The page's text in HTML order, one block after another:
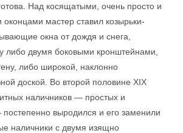
Над косящатыми, очень просто и
мастер ставил козырьки-
окна от дождя и снега,
либо двумя боковыми кронштейнами,
либо широкой, наклонно
доской. Во второй половине XIX
наличников — простых и
выродился и его заменили
наличники с двумя изящно